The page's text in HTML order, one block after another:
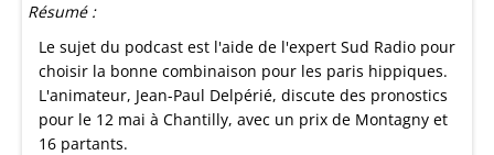
Résumé :
Le sujet du podcast est l'aide de l'expert Sud Radio pour
choisir la bonne combinaison pour les paris hippiques.
L'animateur, Jean-Paul Delpérié, discute des pronostics
pour le 12 mai à Chantilly, avec un prix de Montagny et
16 partants.